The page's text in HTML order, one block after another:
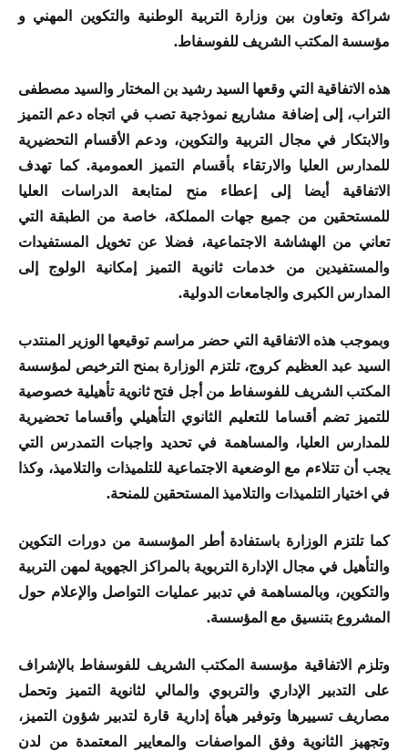
شراكة وتعاون بين وزارة التربية الوطنية والتكوين المهني و
مؤسسة المكتب الشريف للفوسفاط.
هذه الاتفاقية التي وقعها السيد رشيد بن المختار والسيد مصطفى
التراب، إلى إضافة مشاريع نموذجية تصب في اتجاه دعم التميز
والابتكار في مجال التربية والتكوين، ودعم الأقسام التحضيرية
للمدارس العليا والارتقاء بأقسام التميز العمومية. كما تهدف
الاتفاقية أيضا إلى إعطاء منح لمتابعة الدراسات العليا
للمستحقين من جميع جهات المملكة، خاصة من الطبقة التي
تعاني من الهشاشة الاجتماعية، فضلا عن تخويل المستفيدات
والمستفيدين من خدمات ثانوية التميز إمكانية الولوج إلى
المدارس الكبرى والجامعات الدولية.
وبموجب هذه الاتفاقية التي حضر مراسم توقيعها الوزير المنتدب
السيد عبد العظيم كروج، تلتزم الوزارة بمنح الترخيص لمؤسسة
المكتب الشريف للفوسفاط من أجل فتح ثانوية تأهيلية خصوصية
للتميز تضم أقساما للتعليم الثانوي التأهيلي وأقساما تحضيرية
للمدارس العليا، والمساهمة في تحديد واجبات التمدرس التي
يجب أن تتلاءم مع الوضعية الاجتماعية للتلميذات والتلاميذ، وكذا
في اختيار التلميذات والتلاميذ المستحقين للمنحة.
كما تلتزم الوزارة باستفادة أطر المؤسسة من دورات التكوين
والتأهيل في مجال الإدارة التربوية بالمراكز الجهوية لمهن التربية
والتكوين، وبالمساهمة في تدبير عمليات التواصل والإعلام حول
المشروع بتنسيق مع المؤسسة.
وتلزم الاتفاقية مؤسسة المكتب الشريف للفوسفاط بالإشراف
على التدبير الإداري والتربوي والمالي لثانوية التميز وتحمل
مصاريف تسييرها وتوفير هيأة إدارية قارة لتدبير شؤون التميز،
وتجهيز الثانوية وفق المواصفات والمعايير المعتمدة من لدن